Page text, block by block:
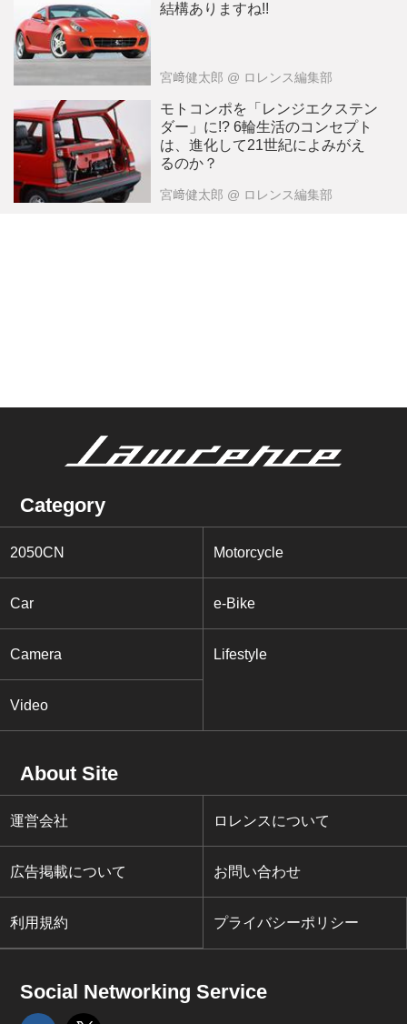
結構ありますね!!
宮﨑健太郎 @ ロレンス編集部
モトコンポを「レンジエクステン
ダー」に!? 6輪生活のコンセプト
は、進化して21世紀によみがえ
るのか？
宮﨑健太郎 @ ロレンス編集部
Category
2050CN Motorcycle
Car e-Bike
Camera Lifestyle
Video
About Site
運営会社 ロレンスについて
広告掲載について お問い合わせ
利用規約 プライバシーポリシー
Social Networking Service